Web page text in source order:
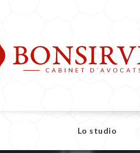
Lo studio